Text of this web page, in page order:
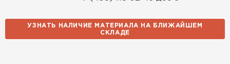
УЗНАТЬ НАЛИЧИЕ МАТЕРИАЛА НА БЛИЖАЙШЕМ
СКЛАДЕ